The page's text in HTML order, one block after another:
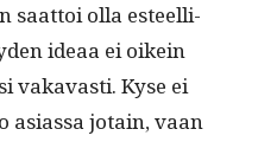
saat­toi olla esteelli­
ideaa ei oikein
vakavasti. Kyse ei
asi­as­sa jotain, vaan